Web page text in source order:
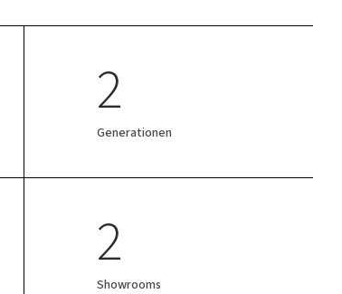
2
Generationen
2
Showrooms